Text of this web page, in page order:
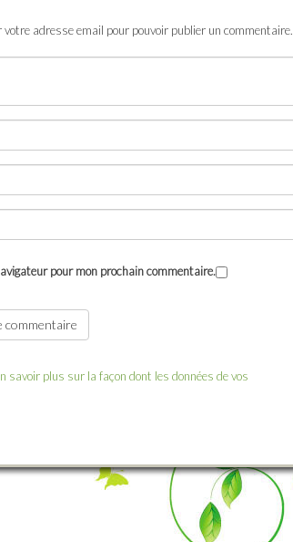
adresse email pour pouvoir publier un commentaire.
pour mon prochain commentaire.
savoir plus sur la façon dont les données de vos